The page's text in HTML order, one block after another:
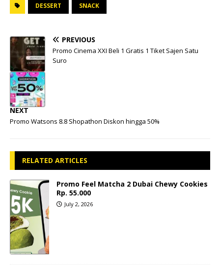
DESSERT SNACK
PREVIOUS
Promo Cinema XXI Beli 1 Gratis 1 Tiket Sajen Satu
Suro
NEXT
Promo Watsons 8.8 Shopathon Diskon hingga 50%
RELATED ARTICLES
Promo Feel Matcha 2 Dubai Chewy Cookies
Rp. 55.000
July 2, 2026